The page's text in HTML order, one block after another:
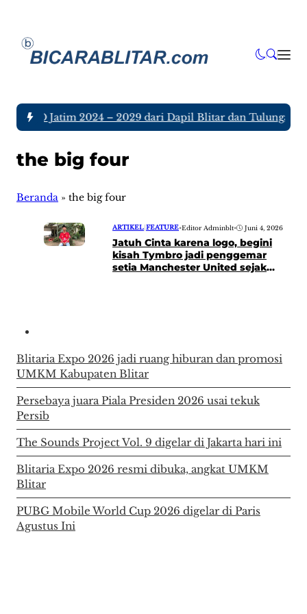
DPRD Jatim 2024 – 2029 dari Dapil Blitar dan
the big four
Beranda » the big four
ARTIKEL FEATURE•Editor Adminblt• Juni 4, 2026
Jatuh Cinta karena logo, begini
kisah Tymbro jadi penggemar
setia Manchester United sejak
Blitaria Expo 2026 jadi ruang hiburan dan promosi
UMKM Kabupaten Blitar
Persebaya juara Piala Presiden 2026 usai tekuk
Persib
The Sounds Project Vol. 9 digelar di Jakarta hari ini
Blitaria Expo 2026 resmi dibuka, angkat UMKM
Blitar
PUBG Mobile World Cup 2026 digelar di Paris
Agustus Ini